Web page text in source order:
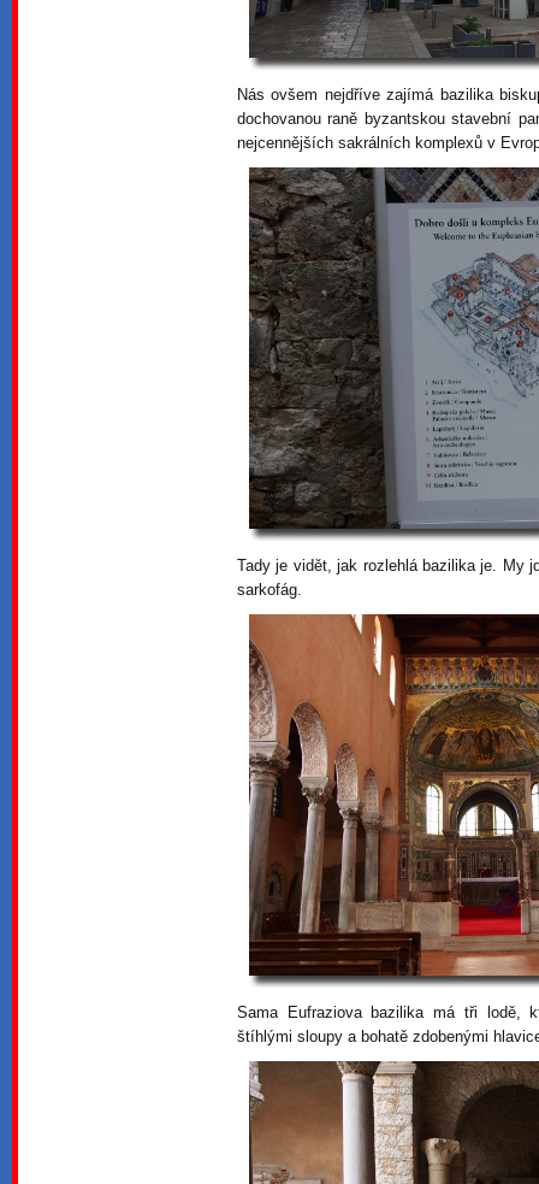
Nás ovšem nejdříve zajímá bazilika
dochovanou raně byzantskou stavební
nejcennějších sakrálních komplexů v
Tady je vidět, jak rozlehlá bazilika je. My
sarkofág.
Sama Eufraziova bazilika má tři lodě,
štíhlými sloupy a bohatě zdobenými